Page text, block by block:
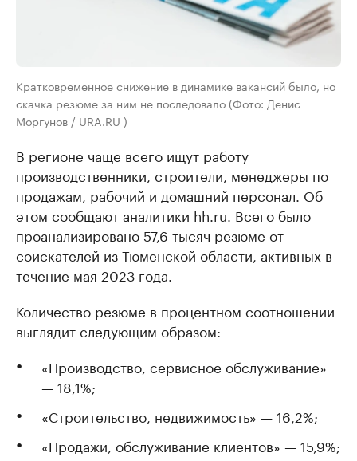
Кратковременное снижение в динамике вакансий было, но
скачка резюме за ним не последовало (Фото: Денис
Моргунов / URA.RU )
В регионе чаще всего ищут работу
производственники, строители, менеджеры по
продажам, рабочий и домашний персонал. Об
этом сообщают аналитики hh.ru. Всего было
проанализировано 57,6 тысяч резюме от
соискателей из Тюменской области, активных в
течение мая 2023 года.
Количество резюме в процентном соотношении
выглядит следующим образом:
«Производство, сервисное обслуживание»
— 18,1%;
«Строительство, недвижимость» — 16,2%;
«Продажи, обслуживание клиентов» — 15,9%;